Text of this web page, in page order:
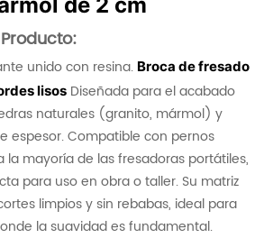
unido con resina. Broca de fresado
lisos Diseñada para el acabado
naturales (granito, mármol) y
espesor. Compatible con pernos
la mayoría de las fresadoras portátiles,
para uso en obra o taller. Su matriz
limpios y sin rebabas, ideal para
la suavidad es fundamental.